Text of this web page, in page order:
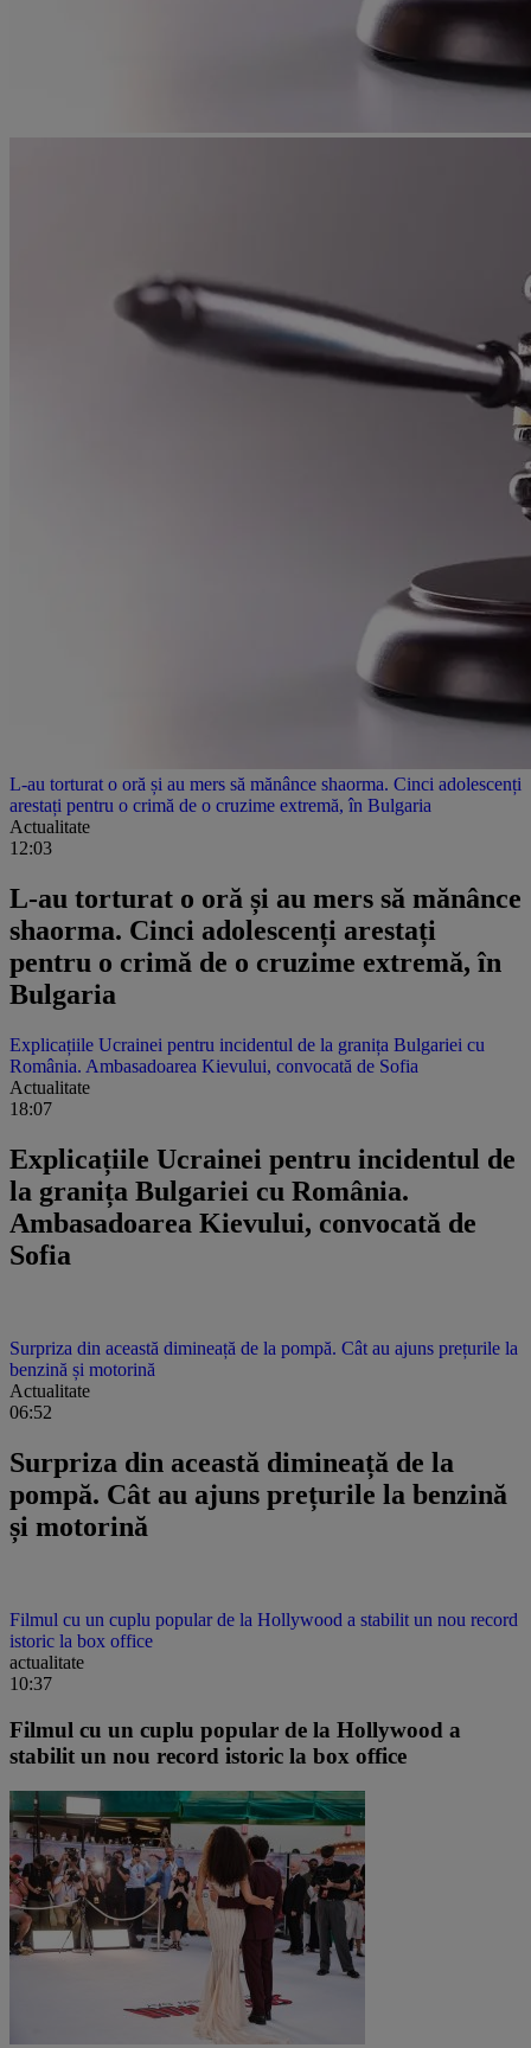
L-au torturat o oră și au mers să mănânce shaorma. Cinci adolescenți
arestați pentru o crimă de o cruzime extremă, în Bulgaria
Actualitate
12:03
L-au torturat o oră și au mers să mănânce
shaorma. Cinci adolescenți arestați
pentru o crimă de o cruzime extremă, în
Bulgaria
Explicațiile Ucrainei pentru incidentul de la granița Bulgariei cu
România. Ambasadoarea Kievului, convocată de Sofia
Actualitate
18:07
Explicațiile Ucrainei pentru incidentul de
la granița Bulgariei cu România.
Ambasadoarea Kievului, convocată de
Sofia
Surpriza din această dimineață de la pompă. Cât au ajuns prețurile la
benzină și motorină
Actualitate
06:52
Surpriza din această dimineață de la
pompă. Cât au ajuns prețurile la benzină
și motorină
Filmul cu un cuplu popular de la Hollywood a stabilit un nou record
istoric la box office
actualitate
10:37
Filmul cu un cuplu popular de la Hollywood a
stabilit un nou record istoric la box office